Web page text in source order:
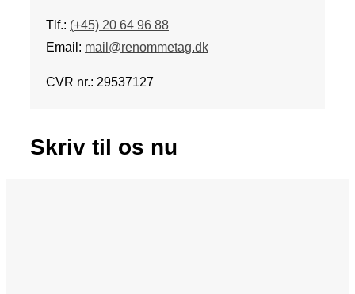
Tlf.: (+45) 20 64 96 88
Email: mail@renommetag.dk
CVR nr.: 29537127
Skriv til os nu